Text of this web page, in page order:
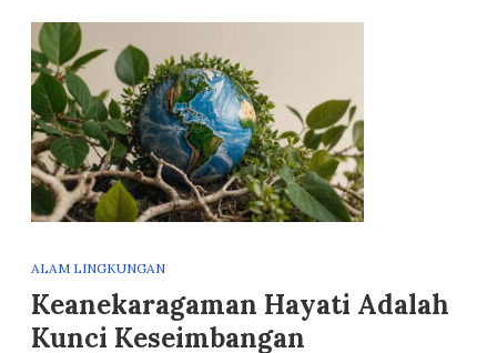
ALAM LINGKUNGAN
Keanekaragaman Hayati Adalah
Kunci Keseimbangan